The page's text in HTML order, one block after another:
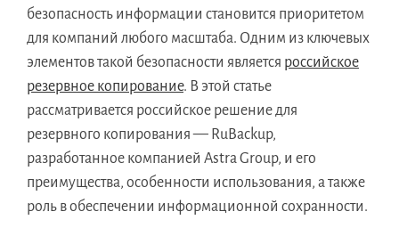
безопасность информации становится приоритетом
для компаний любого масштаба. Одним из ключевых
элементов такой безопасности является российское
резервное копирование. В этой статье
рассматривается российское решение для
резервного копирования — RuBackup,
разработанное компанией Astra Group, и его
преимущества, особенности использования, а также
роль в обеспечении информационной сохранности.